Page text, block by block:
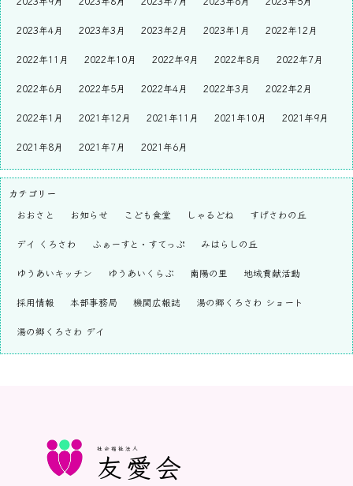
2023年4月 2023年3月 2023年2月 2023年1月 2022年12月
2022年11月 2022年10月 2022年9月 2022年8月 2022年7月
2022年6月 2022年5月 2022年4月 2022年3月 2022年2月
2022年1月 2021年12月 2021年11月 2021年10月 2021年9月
2021年8月 2021年7月 2021年6月
カテゴリー
おおさと
お知らせ こども食堂 しゃるどね すげさわの丘
デイ くろさわ ふぁーすと・すてっぷ みはらしの丘
ゆうあいキッチン ゆうあいくらぶ 南陽の里 地域貢献活動
採用情報 本部事務局 機関広報誌 湯の郷くろさわ ショート
湯の郷くろさわ デイ
社会福祉法人
友愛会